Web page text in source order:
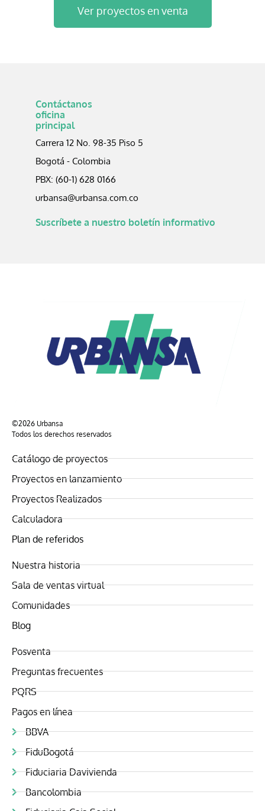
Ver proyectos en venta
Contáctanos
oficina
principal
Carrera 12 No. 98-35 Piso 5
Bogotá - Colombia
PBX: (60-1) 628 0166
urbansa@urbansa.com.co
Suscríbete a nuestro boletín informativo​
©2026 Urbansa
Todos los derechos reservados
Catálogo de proyectos
Proyectos en lanzamiento
Proyectos Realizados
Calculadora
Plan de referidos
Nuestra historia
Sala de ventas virtual
Comunidades
Blog
Posventa
Preguntas frecuentes
PQRS
Pagos en línea
BBVA
FiduBogotá
Fiduciaria Davivienda
Bancolombia